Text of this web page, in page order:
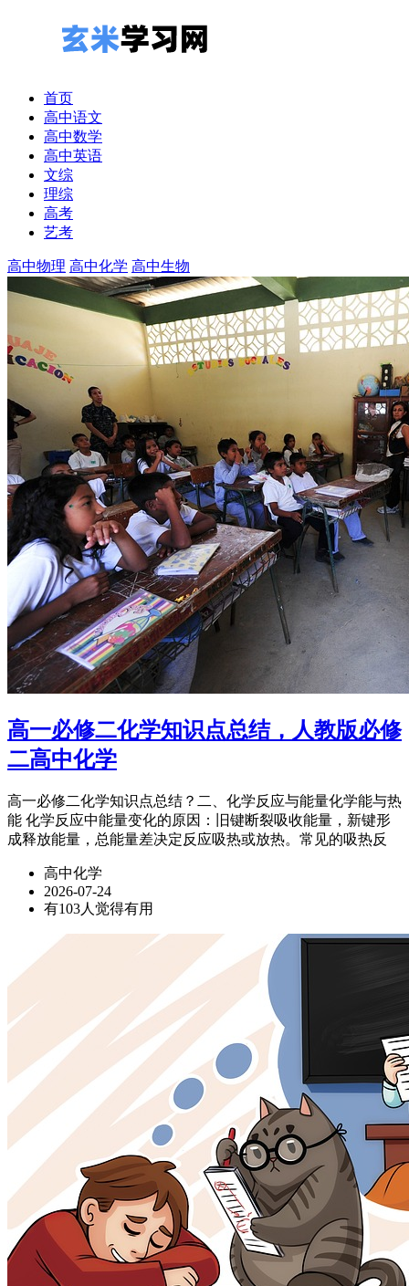
首页
高中语文
高中数学
高中英语
文综
理综
高考
艺考
高中物理 高中化学 高中生物
高一必修二化学知识点总结，人教版必修
二高中化学
高一必修二化学知识点总结？二、化学反应与能量化学能与热
能 化学反应中能量变化的原因：旧键断裂吸收能量，新键形
成释放能量，总能量差决定反应吸热或放热。常见的吸热反
高中化学
2026-07-24
有103人觉得有用